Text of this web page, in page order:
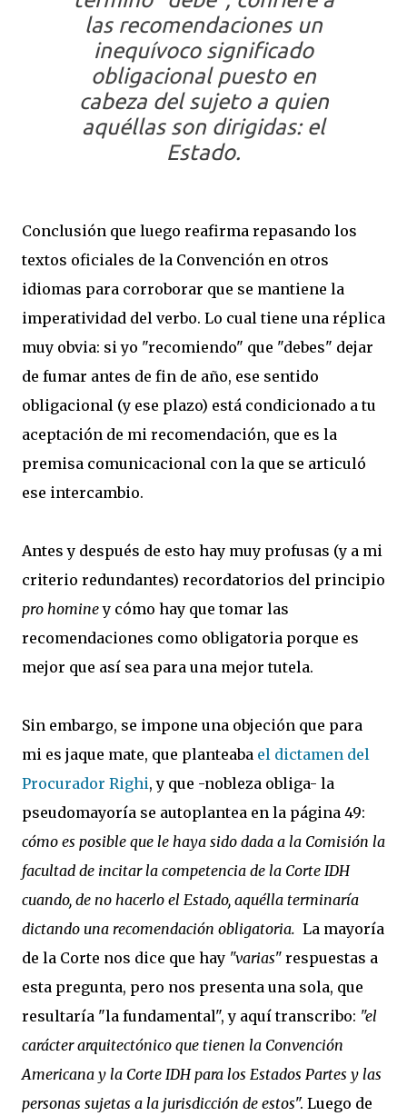
las recomendaciones un
inequívoco significado
obligacional puesto en
cabeza del sujeto a quien
aquéllas son dirigidas: el
Estado.
Conclusión que luego reafirma repasando los
textos oficiales de la Convención en otros
idiomas para corroborar que se mantiene la
imperatividad del verbo. Lo cual tiene una réplica
muy obvia: si yo "recomiendo" que "debes" dejar
de fumar antes de fin de año, ese sentido
obligacional (y ese plazo) está condicionado a tu
aceptación de mi recomendación, que es la
premisa comunicacional con la que se articuló
ese intercambio.
Antes y después de esto hay muy profusas (y a mi
criterio redundantes) recordatorios del principio
pro hominey cómo hay que tomar las
recomendaciones como obligatoria porque es
mejor que así sea para una mejor tutela.
Sin embargo, se impone una objeción que para
mi es jaque mate, que planteaba el dictamen del
Procurador Righi, y que -nobleza obliga- la
pseudomayoría se autoplantea en la página 49:
cómo es posible que le haya sido dada a la Comisión la
facultad de incitar la competencia de la Corte IDH
cuando, de no hacerlo el Estado, aquélla terminaría
dictando una recomendación obligatoria. La mayoría
de la Corte nos dice que hay "varias" respuestas a
esta pregunta, pero nos presenta una sola, que
resultaría "la fundamental", y aquí transcribo: "el
carácter arquitectónico que tienen la Convención
Americana y la Corte IDH para los Estados Partes y las
personas sujetas a la jurisdicción de estos". Luego de